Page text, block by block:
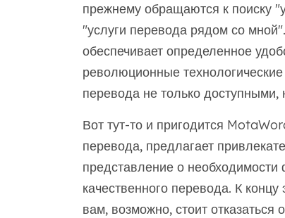
прежнему обращаются к поиску
"услуги перевода рядом со
обеспечивает определенное
революционные
перевода не только
Вот тут-то и пригодится
перевода, предлагает
представление о необходимости
качественного перевода. К
вам, возможно, стоит отказаться